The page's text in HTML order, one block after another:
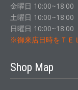
金曜日 10:00~18:00
土曜日 10:00~18:00
日曜日 10:00~18:00
※御来店日時をＴＥ
Shop Map